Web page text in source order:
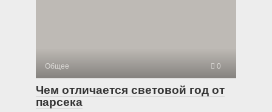
Общее 0
Чем отличается световой год от
парсека